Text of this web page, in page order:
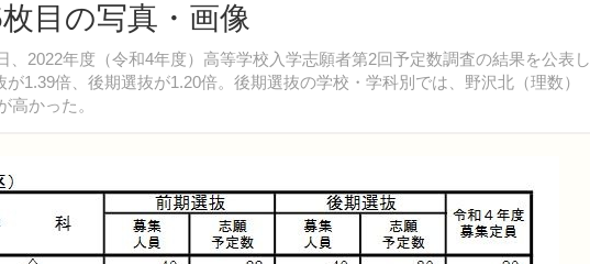
目の写真・画像
2022年度（令和4年度）高等学校入学志願者第2回予定数調査の結果を公表し
1.39倍、後期選抜が1.20倍。後期選抜の学校・学科別では、野沢北（理数）
高かった。